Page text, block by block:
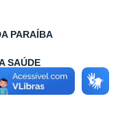
PARAÍBA
SAÚDE